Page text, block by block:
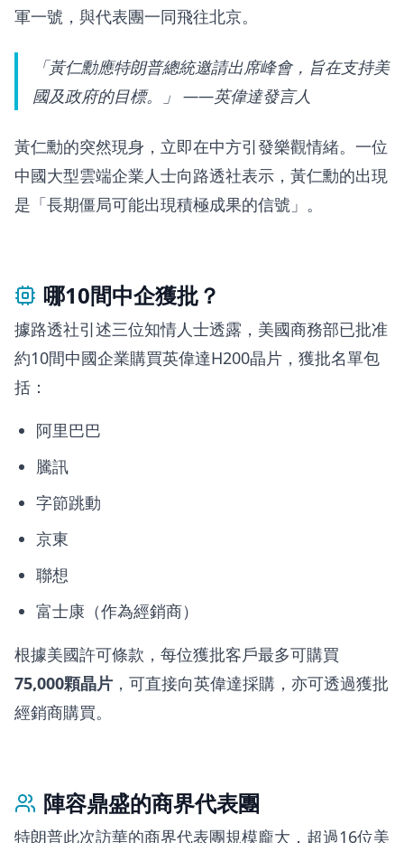
軍一號，與代表團一同飛往北京。
「黃仁勳應特朗普總統邀請出席峰會，旨在支持美
國及政府的目標。」 ——英偉達發言人
黃仁勳的突然現身，立即在中方引發樂觀情緒。一位
中國大型雲端企業人士向路透社表示，黃仁勳的出現
是「長期僵局可能出現積極成果的信號」。
哪10間中企獲批？
據路透社引述三位知情人士透露，美國商務部已批准
約10間中國企業購買英偉達H200晶片，獲批名單包
括：
阿里巴巴
騰訊
字節跳動
京東
聯想
富士康（作為經銷商）
根據美國許可條款，每位獲批客戶最多可購買
75,000顆晶片 ，可直接向英偉達採購，亦可透過獲批
經銷商購買。
陣容鼎盛的商界代表團
特朗普此次訪華的商界代表團規模龐大，超過16位美